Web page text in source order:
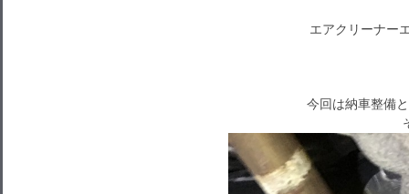
エアクリーナー
今回は納車整備